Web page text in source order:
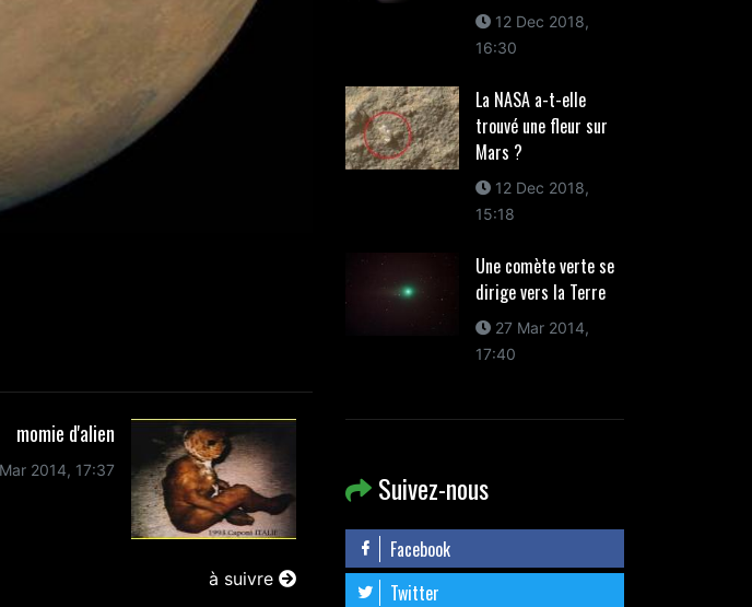
momie d'alien
2014, 17:37
à suivre
12 Dec 2018,
16:30
La NASA a-t-elle
trouvé une fleur sur
Mars ?
12 Dec 2018,
15:18
Une comète verte se
dirige vers la Terre
27 Mar 2014,
17:40
Suivez-nous
Facebook
Twitter